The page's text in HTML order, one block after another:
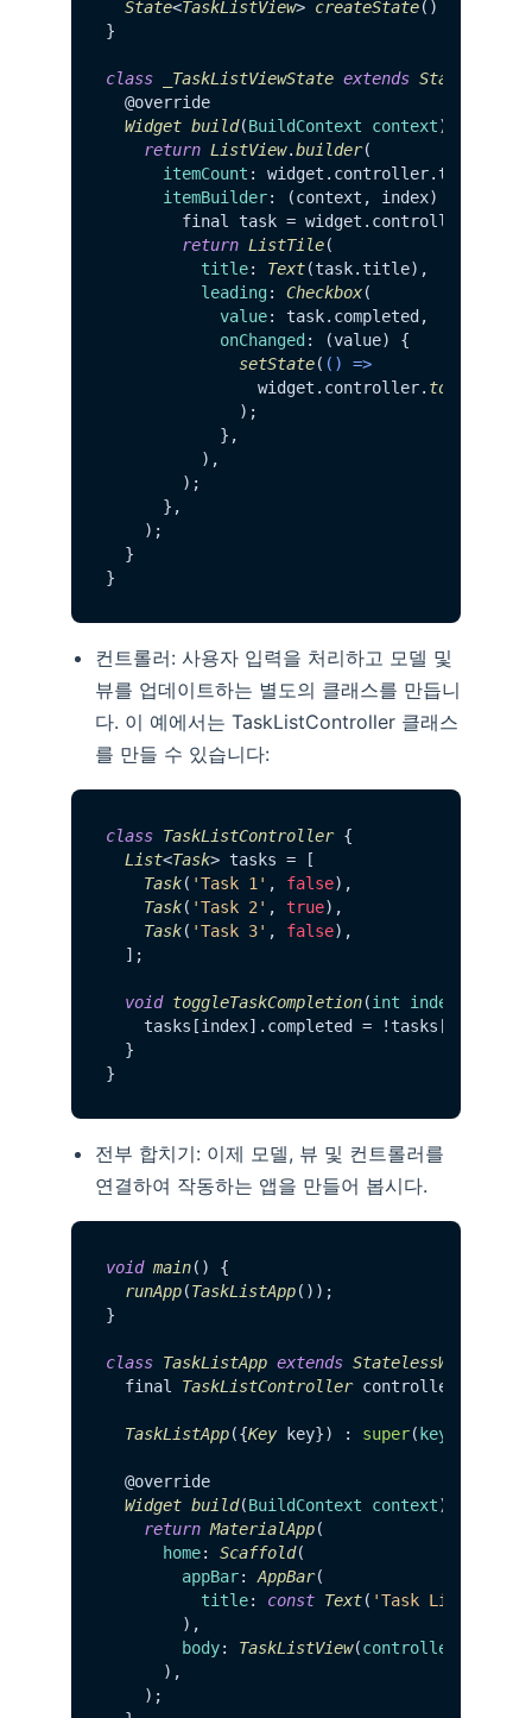
State<TaskListView> createState() =>
}
class _TaskListViewState extends State
  @override
Widget build(BuildContext context) {
return ListView.builder(
itemCount : widget. controller. tasks
itemBuilder: (context, index) {
        final task = widget.
controller
return ListTile(
title: Text(task. title),
leading: Checkbox(
value: task. completed ,
onChanged : (value) {
setState( () =>
                widget.
controller.
              );
            },
          ),
        );
      },
    );
  }
컨트롤러: 사용자 입력을 처리하고 모델 및
뷰를 업데이트하는 별도의 클래스를 만듭니
다. 이 예에서는 TaskListController 클래스
를 만들 수 있습니다:
class TaskListController {
List<Task> tasks = [
Task( 'Task 1' , false),
Task( 'Task 2' , true),
Task( 'Task 3' , false),
  ];
void toggleTaskCompletion(int index
    tasks[index].
completed = !tasks[index].
  }
전부 합치기: 이제 모델, 뷰 및 컨트롤러를
연결하여 작동하는 앱을 만들어 봅시다.
void main( ) {
runApp(TaskListApp());
}
class TaskListApp extends StatelessWidget
  final
TaskListController controller =
TaskListApp({Key key}) : super( key
  @override
Widget build(BuildContext context) {
return MaterialApp(
home: Scaffold(
appBar: AppBar(
title: const Text( 'Task List'
        ),
body: TaskListView(controller
      ),
    );